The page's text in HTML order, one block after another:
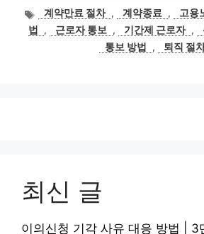
태
그
계약만료 절차 , 계약종료 , 고용
법
, 근로자 통보 , 기간제 근로자 ,
통보 방법
, 퇴직 절
최신 글
이의신청 기각 사유 대응 방법 | 3